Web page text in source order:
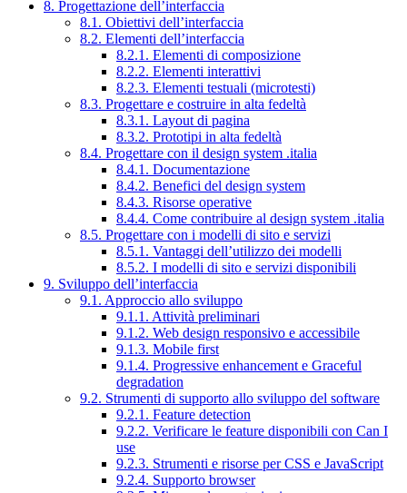
8. Progettazione dell’interfaccia
8.1. Obiettivi dell’interfaccia
8.2. Elementi dell’interfaccia
8.2.1. Elementi di composizione
8.2.2. Elementi interattivi
8.2.3. Elementi testuali (microtesti)
8.3. Progettare e costruire in alta fedeltà
8.3.1. Layout di pagina
8.3.2. Prototipi in alta fedeltà
8.4. Progettare con il design system .italia
8.4.1. Documentazione
8.4.2. Benefici del design system
8.4.3. Risorse operative
8.4.4. Come contribuire al design system .italia
8.5. Progettare con i modelli di sito e servizi
8.5.1. Vantaggi dell’utilizzo dei modelli
8.5.2. I modelli di sito e servizi disponibili
9. Sviluppo dell’interfaccia
9.1. Approccio allo sviluppo
9.1.1. Attività preliminari
9.1.2. Web design responsivo e accessibile
9.1.3. Mobile first
9.1.4. Progressive enhancement e Graceful
degradation
9.2. Strumenti di supporto allo sviluppo del software
9.2.1. Feature detection
9.2.2. Verificare le feature disponibili con Can I
use
9.2.3. Strumenti e risorse per CSS e JavaScript
9.2.4. Supporto browser